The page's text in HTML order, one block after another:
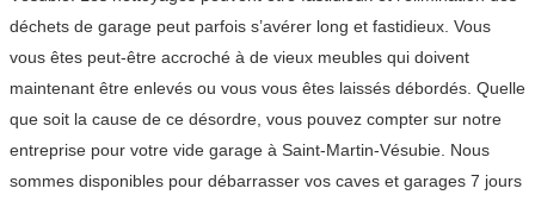
déchets de garage peut parfois s’avérer long et fastidieux. Vous
vous êtes peut-être accroché à de vieux meubles qui doivent
maintenant être enlevés ou vous vous êtes laissés débordés. Quelle
que soit la cause de ce désordre, vous pouvez compter sur notre
entreprise pour votre vide garage à Saint-Martin-Vésubie. Nous
sommes disponibles pour débarrasser vos caves et garages 7 jours